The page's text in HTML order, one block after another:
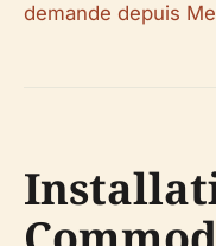
demande depuis